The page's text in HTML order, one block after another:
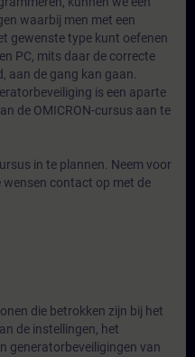
waarbij men met een
gewenste type kunt oefenen
PC, mits daar de correcte
aan de gang kan gaan.
is een aparte
de OMICRON-cursus aan te
in te plannen. Neem voor
contact op met de
die betrokken zijn bij het
de instellingen, het
generatorbeveiligingen van